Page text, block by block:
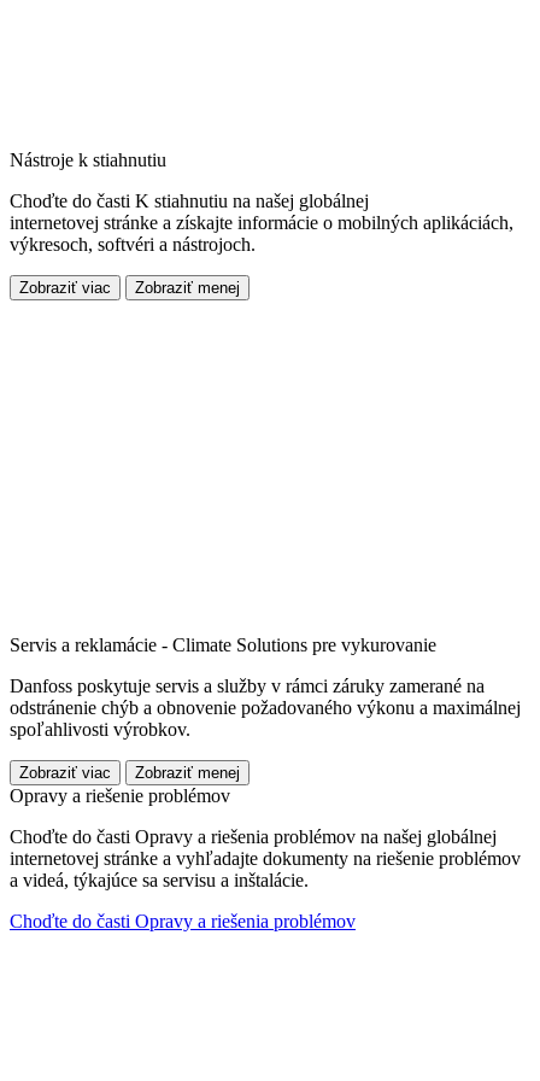
Nástroje k stiahnutiu
Choďte do časti K stiahnutiu na našej globálnej
internetovej stránke a získajte informácie o mobilných aplikáciách,
výkresoch, softvéri a nástrojoch.
Zobraziť viac Zobraziť menej
Servis a reklamácie - Climate Solutions pre vykurovanie
Danfoss poskytuje servis a služby v rámci záruky zamerané na
odstránenie chýb a obnovenie požadovaného výkonu a maximálnej
spoľahlivosti výrobkov.
Zobraziť viac Zobraziť menej
Opravy a riešenie problémov
Choďte do časti Opravy a riešenia problémov na našej globálnej
internetovej stránke a vyhľadajte dokumenty na riešenie problémov
a videá, týkajúce sa servisu a inštalácie.
Choďte do časti Opravy a riešenia problémov